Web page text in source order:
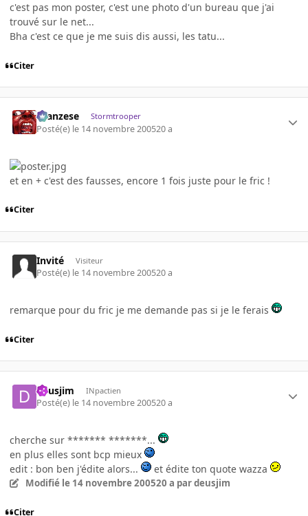
c'est pas mon poster, c'est une photo d'un bureau que j'ai
trouvé sur le net...
Bha c'est ce que je me suis dis aussi, les tatu...
Citer
ilcanzese Stormtrooper
Posté(e) le 14 novembre 200520 a
et en + c'est des fausses, encore 1 fois juste pour le fric !
Citer
Invité Visiteur
Posté(e) le 14 novembre 200520 a
remarque pour du fric je me demande pas si je le ferais
Citer
deusjim INpactien
Posté(e) le 14 novembre 200520 a
cherche sur ******* *******...
en plus elles sont bcp mieux
edit : bon ben j'édite alors...
et édite ton quote wazza
Modifié le 14 novembre 200520 a par deusjim
Citer